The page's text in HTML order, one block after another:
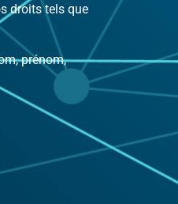
droits tels que
prénom,